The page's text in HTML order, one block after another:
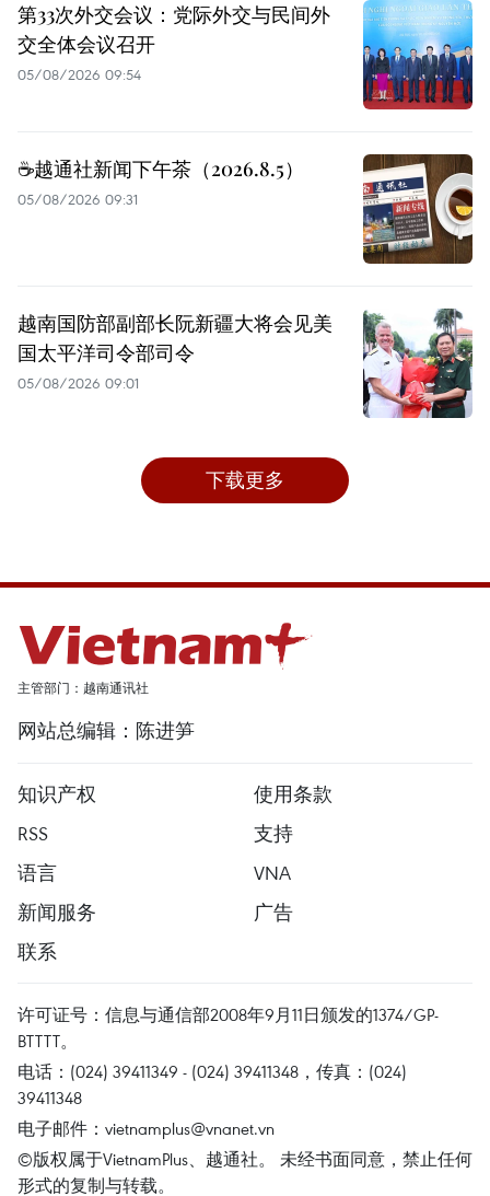
第33次外交会议：党际外交与民间外
交全体会议召开
05/08/2026 09:54
☕️越通社新闻下午茶（2026.8.5）
05/08/2026 09:31
越南国防部副部长阮新疆大将会见美
国太平洋司令部司令
05/08/2026 09:01
下载更多
主管部门：越南通讯社
网站总编辑：陈进笋
知识产权
使用条款
RSS
支持
语言
VNA
新闻服务
广告
联系
许可证号：信息与通信部2008年9月11日颁发的1374/GP-
BTTTT。
电话：(024) 39411349 - (024) 39411348，传真：(024)
39411348
电子邮件： vietnamplus@vnanet.vn
©版权属于VietnamPlus、越通社。 未经书面同意，禁止任何
形式的复制与转载。